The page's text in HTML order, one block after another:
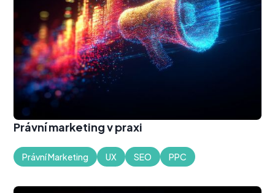
Právní marketing v praxi
Právní Marketing UX SEO PPC